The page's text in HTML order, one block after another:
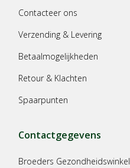
Contacteer ons
Verzending & Levering
Betaalmogelijkheden
Retour & Klachten
Spaarpunten
Contactgegevens
Broeders Gezondheidswinkel